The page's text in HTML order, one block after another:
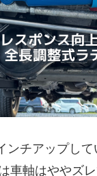
ンチアップして
車軸はややズ